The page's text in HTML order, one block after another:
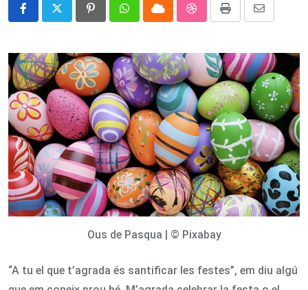
PinterestWhatsappCloud StumbleUpon
Print
Share
Email
Ous de Pasqua | © Pixabay
“A tu el que t’agrada és santificar les festes”, em diu algú